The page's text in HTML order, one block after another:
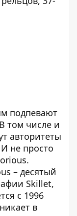
подпевают
том числе и
авторитеты
не просто
– десятый
Skillet,
с 1996
в